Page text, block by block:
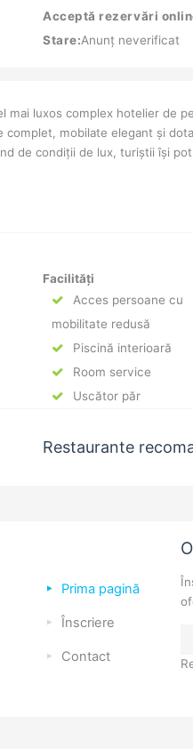
Acceptă rezervări
Stare:Anunț neverificat
luxos complex hotelier de
mobilate elegant și
de condiții de lux, turiștii își
Facilități
Acces persoane cu
mobilitate redusă
Piscină interioară
Room service
Uscător păr
Restaurante
Prima pagină
Înscriere
Contact